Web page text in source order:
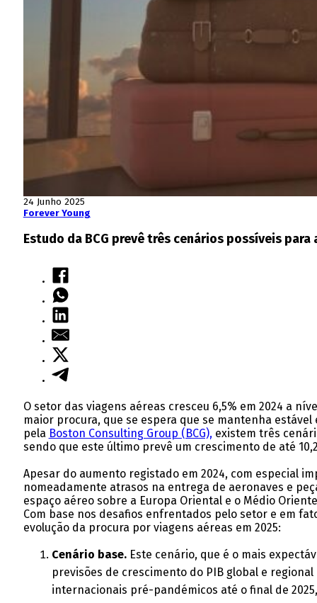
24 Junho 2025
Forever Young
Estudo da BCG prevê três cenários possíveis
O setor das viagens aéreas cresceu 6,5% em 2024 a
maior procura, que se espera que se mantenha estável
pela Boston Consulting Group (BCG), existem três
sendo que este último prevê um crescimento de até
Apesar do aumento registado em 2024, com especial
nomeadamente atrasos na entrega de aeronaves e
espaço aéreo sobre a Europa Oriental e o Médio
Com base nos desafios enfrentados pelo setor e em
evolução da procura por viagens aéreas em 2025:
Cenário base. Este cenário, que é o mais
previsões de crescimento do PIB global e
internacionais pré-pandémicos até o final de